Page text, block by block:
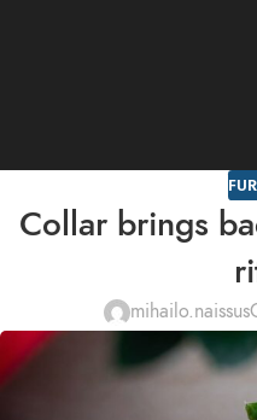
Collar brings
mihailo.naissus